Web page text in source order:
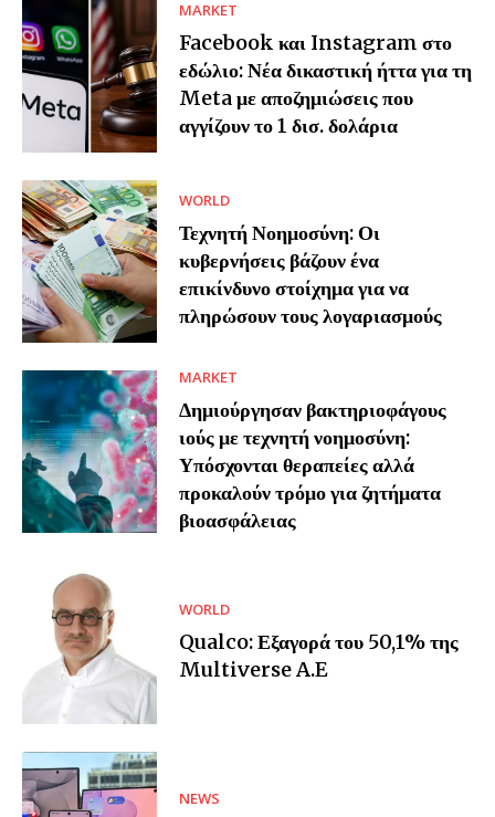
MARKET
Facebook και Instagram στο
εδώλιο: Νέα δικαστική ήττα για τη
Meta με αποζημιώσεις που
αγγίζουν το 1 δισ. δολάρια
WORLD
Τεχνητή Νοημοσύνη: Οι
κυβερνήσεις βάζουν ένα
επικίνδυνο στοίχημα για να
πληρώσουν τους λογαριασμούς
MARKET
Δημιούργησαν βακτηριοφάγους
ιούς με τεχνητή νοημοσύνη:
Υπόσχονται θεραπείες αλλά
προκαλούν τρόμο για ζητήματα
βιοασφάλειας
WORLD
Qualco: Εξαγορά του 50,1% της
Multiverse A.E
NEWS